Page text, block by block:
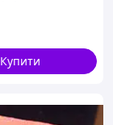
UN-98 NEW
Купити